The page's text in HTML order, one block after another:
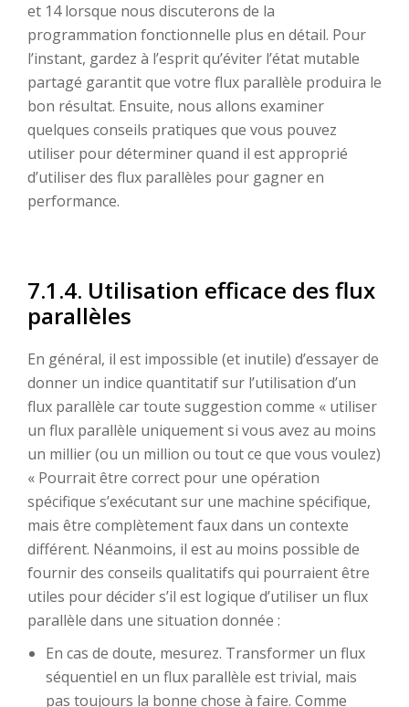
et 14 lorsque nous discuterons de la
programmation fonctionnelle plus en détail. Pour
l’instant, gardez à l’esprit qu’éviter l’état mutable
partagé garantit que votre flux parallèle produira le
bon résultat. Ensuite, nous allons examiner
quelques conseils pratiques que vous pouvez
utiliser pour déterminer quand il est approprié
d’utiliser des flux parallèles pour gagner en
performance.
7.1.4. Utilisation efficace des flux
parallèles
En général, il est impossible (et inutile) d’essayer de
donner un indice quantitatif sur l’utilisation d’un
flux parallèle car toute suggestion comme « utiliser
un flux parallèle uniquement si vous avez au moins
un millier (ou un million ou tout ce que vous voulez)
« Pourrait être correct pour une opération
spécifique s’exécutant sur une machine spécifique,
mais être complètement faux dans un contexte
différent. Néanmoins, il est au moins possible de
fournir des conseils qualitatifs qui pourraient être
utiles pour décider s’il est logique d’utiliser un flux
parallèle dans une situation donnée :
En cas de doute, mesurez. Transformer un flux
séquentiel en un flux parallèle est trivial, mais
pas toujours la bonne chose à faire. Comme